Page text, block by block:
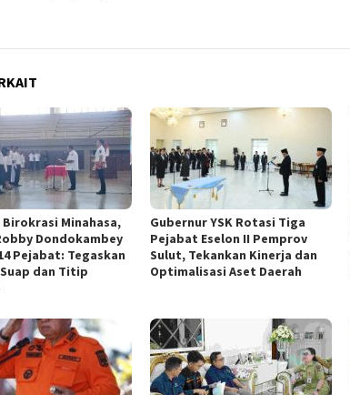
Birokrasi Minahasa,
Dondokambey
Pejabat: Tegaskan
dan Titip
Gubernur YSK Rotasi Tiga
Pejabat Eselon II Pemprov
Sulut, Tekankan Kinerja dan
Optimalisasi Aset Daerah